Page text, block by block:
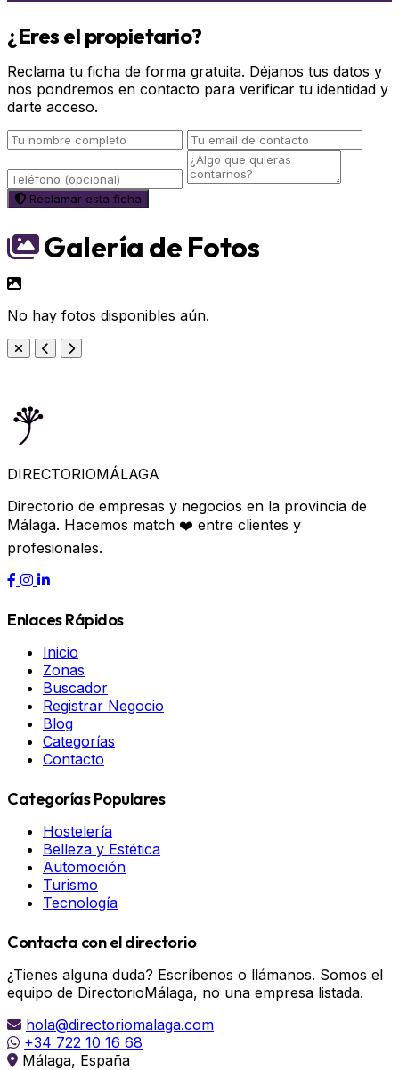
¿Eres el propietario?
Reclama tu ficha de forma gratuita. Déjanos tus datos y
nos pondremos en contacto para verificar tu identidad y
darte acceso.
Reclamar esta ficha
Galería de Fotos
No hay fotos disponibles aún.
DIRECTORIOMÁLAGA
Directorio de empresas y negocios en la provincia de
Málaga. Hacemos match ❤️ entre clientes y
profesionales.
Enlaces Rápidos
Inicio
Zonas
Buscador
Registrar Negocio
Blog
Categorías
Contacto
Categorías Populares
Hostelería
Belleza y Estética
Automoción
Turismo
Tecnología
Contacta con el directorio
¿Tienes alguna duda? Escríbenos o llámanos. Somos el
equipo de DirectorioMálaga, no una empresa listada.
hola@directoriomalaga.com
+34 722 10 16 68
Málaga, España